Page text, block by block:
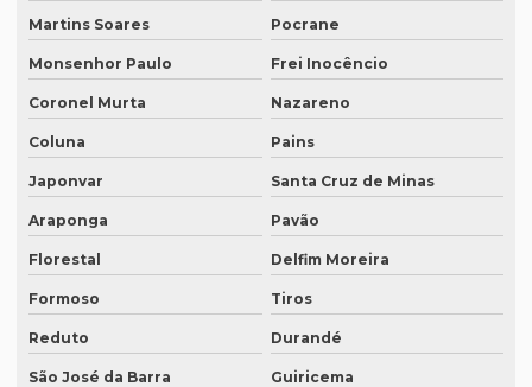
Quanto custa traduzir para alemão
Quanto custa traduzir documentos
Quanto custa traduzir um livro
Quanto custa um tradutor juramentado
Quanto custa uma tradução juramentada
Quanto custa uma tradução juramentada em francês
Quanto custa uma tradução juramentada em italiano
Quem faz tradução de artigos científicos
Martins Soares Pocrane
Monsenhor Paulo Frei Inocêncio
Coronel Murta Nazareno
Coluna Pains
Japonvar Santa Cruz de Minas
Araponga Pavão
Florestal Delfim Moreira
Formoso Tiros
Reduto Durandé
São José da Barra Guiricema